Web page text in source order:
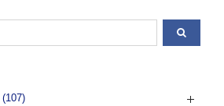
(107)